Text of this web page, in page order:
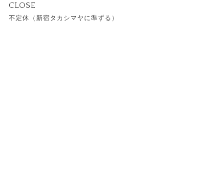
CLOSE
不定休（新宿タカシマヤに準ずる）